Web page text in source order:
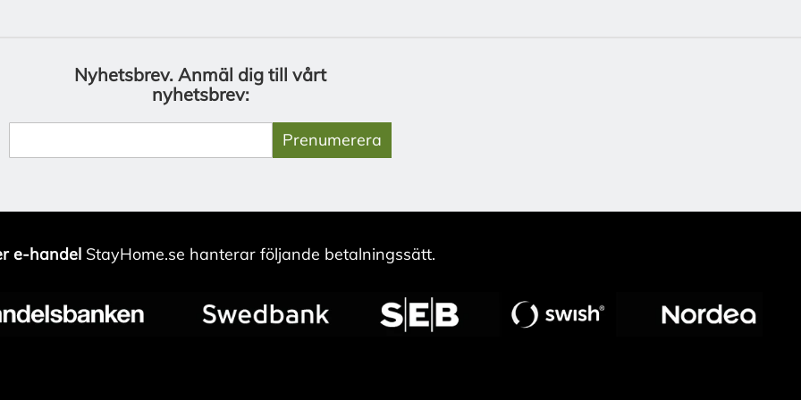
Nyhetsbrev. Anmäl dig till vårt
nyhetsbrev:
Prenumerera
e-handelStayHome.se hanterar följande betalningssätt.